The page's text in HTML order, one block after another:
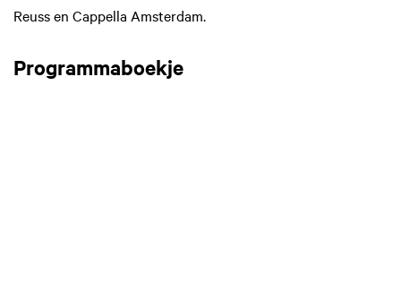
Reuss en Cappella Amsterdam.
Programmaboekje